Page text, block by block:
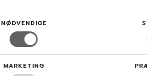
NØDVENDIGE
MARKETING